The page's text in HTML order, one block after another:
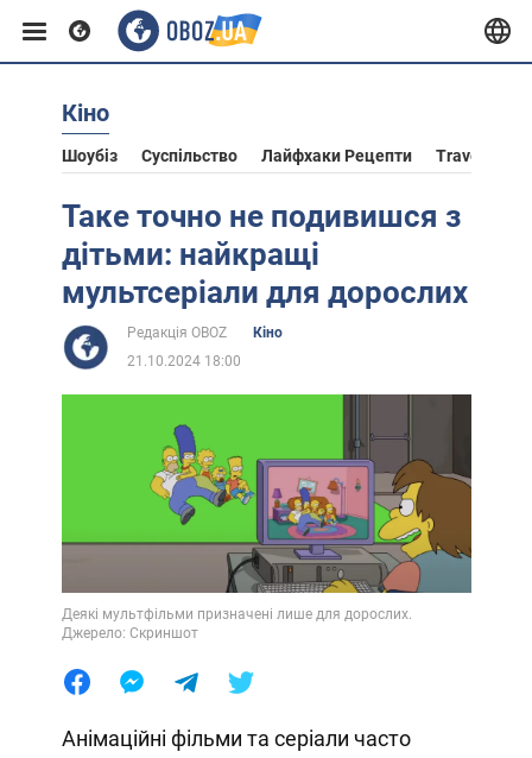
Європа
США
Африка
Кіно
Шоубіз Суспільство Лайфхаки Рецепти Travel
Таке точно не подивишся з
дітьми: найкращі
мультсеріали для дорослих
Редакція OBOZ
Кіно
21.10.2024 18:00
Деякі мультфільми призначені лише для дорослих.
Джерело: Скриншот
Анімаційні фільми та серіали часто